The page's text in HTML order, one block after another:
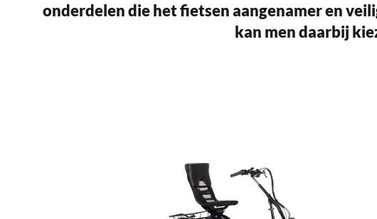
onderdelen die het fietsen aangenamer en
kan men daarbij